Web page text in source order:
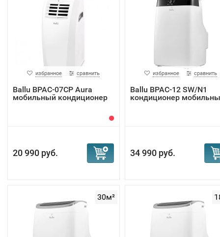
избранное сравнить
Ballu BPAC-07CP Aura
мобильный кондиционер
20 990 руб.
избранное сравнить
Ballu BPAC-12 SW/N1
кондиционер
34 990 руб.
30м²